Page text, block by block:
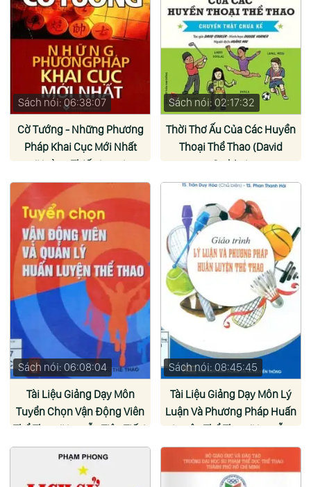
Sách nói: 06:38:07
Cờ Tướng - Những Phương
Pháp Khai Cục Mới Nhất
(Hoàng Thiếu Long)
Sách nói: 02:17:32
Thời Thơ Ấu Của Các Huyền
Thoại Thể Thao (David
Stabler)
Sách nói: 06:08:04
Tài Liệu Giảng Dạy Môn
Tuyển Chọn Vận Động Viên
Thể Thao (Nguyễn Tiên Tiến)
Sách nói: 08:45:45
Tài Liệu Giảng Dạy Môn Lý
Luận Và Phương Pháp Huấn
Luyện Thể Thao (Nguyễn
Tiên Tiến)